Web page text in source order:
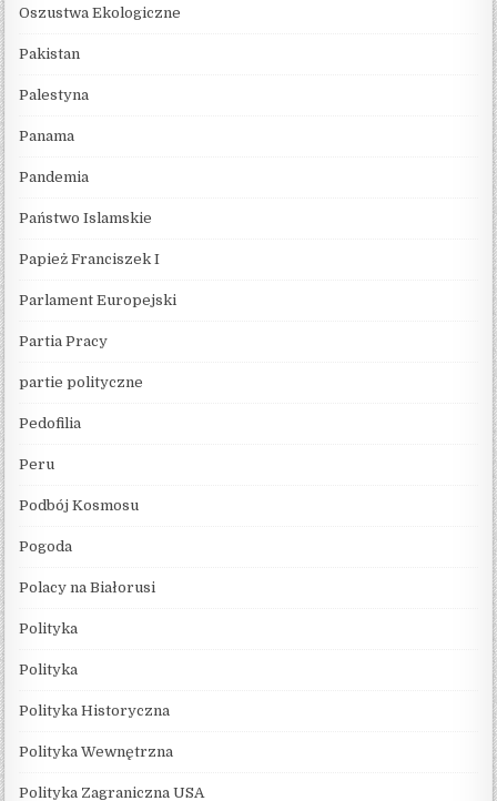
Oszustwa Ekologiczne
Pakistan
Palestyna
Panama
Pandemia
Państwo Islamskie
Papież Franciszek I
Parlament Europejski
Partia Pracy
partie polityczne
Pedofilia
Peru
Podbój Kosmosu
Pogoda
Polacy na Białorusi
Polityka
Polityka
Polityka Historyczna
Polityka Wewnętrzna
Polityka Zagraniczna USA